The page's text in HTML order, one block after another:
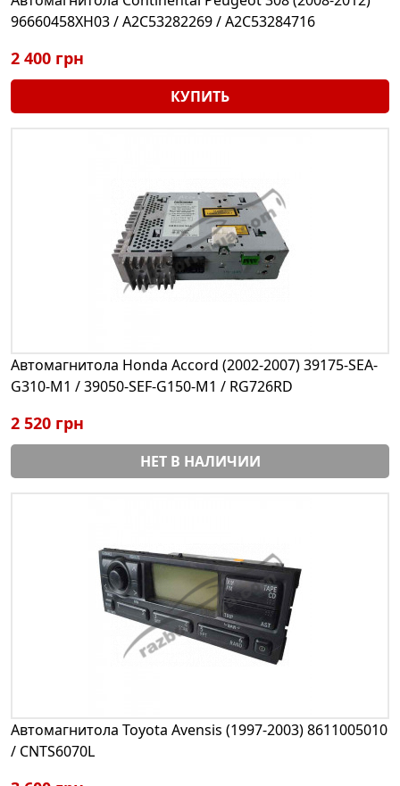
96660458XH03 / A2C53282269 / A2C53284716
2 400 грн
КУПИТЬ
Автомагнитола Honda Accord (2002-2007) 39175-SEA-
G310-M1 / 39050-SEF-G150-M1 / RG726RD
2 520 грн
НЕТ В НАЛИЧИИ
Автомагнитола Toyota Avensis (1997-2003) 8611005010
/ CNTS6070L